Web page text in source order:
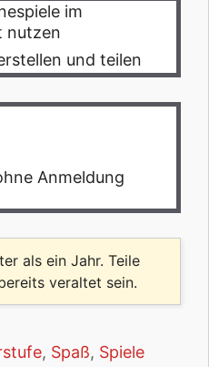
im
nutzen
und teilen
Anmeldung
als ein Jahr. Teile
veraltet sein.
, Spaß, Spiele